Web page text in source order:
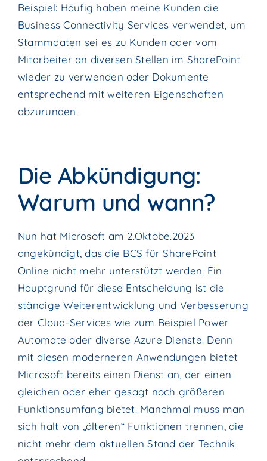
Beispiel: Häufig haben meine Kunden die
Business Connectivity Services verwendet, um
Stammdaten sei es zu Kunden oder vom
Mitarbeiter an diversen Stellen im SharePoint
wieder zu verwenden oder Dokumente
entsprechend mit weiteren Eigenschaften
abzurunden.
Die Abkündigung:
Warum und wann?
Nun hat Microsoft am 2.Oktobe.2023
angekündigt, das die BCS für SharePoint
Online nicht mehr unterstützt werden. Ein
Hauptgrund für diese Entscheidung ist die
ständige Weiterentwicklung und Verbesserung
der Cloud-Services wie zum Beispiel Power
Automate oder diverse Azure Dienste. Denn
mit diesen moderneren Anwendungen bietet
Microsoft bereits einen Dienst an, der einen
gleichen oder eher gesagt noch größeren
Funktionsumfang bietet. Manchmal muss man
sich halt von „älteren“ Funktionen trennen, die
nicht mehr dem aktuellen Stand der Technik